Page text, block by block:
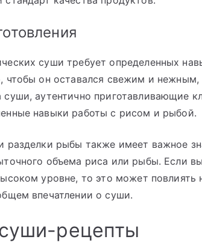
суши требует определенных
чтобы он оставался свежим и
аутентично приготавливающие
навыки работы с рисом и рыбой.
разделки рыбы также имеет важное
объема риса или рыбы. Если
уровне, то это может повлиять
впечатлении о суши.
рецепты